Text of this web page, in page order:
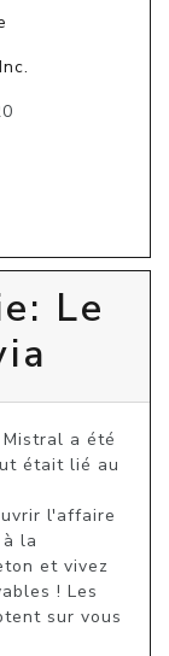
Le
a été
était lié au
l'affaire
la
et vivez
! Les
sur vous